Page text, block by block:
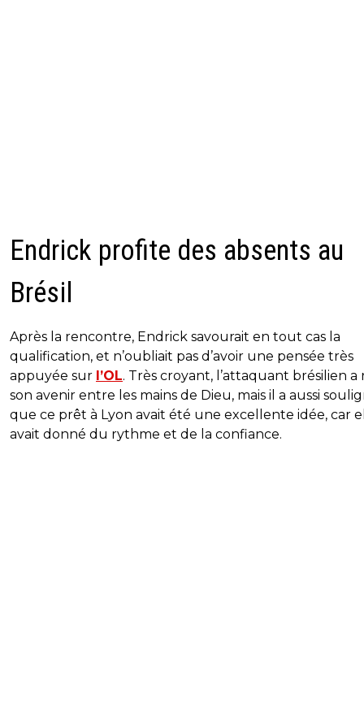
Endrick profite des absents au
Brésil
Après la rencontre, Endrick savourait en tout cas la
qualification, et n’oubliait pas d’avoir une pensée très
appuyée sur l’OL. Très croyant, l’attaquant brésilien a
son avenir entre les mains de Dieu, mais il a aussi
que ce prêt à Lyon avait été une excellente idée, car
avait donné du rythme et de la confiance.